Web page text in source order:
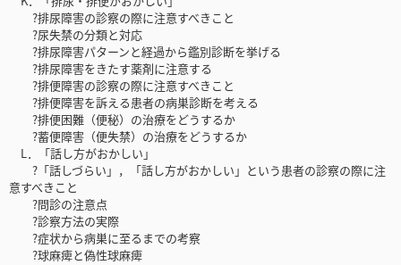
?排尿障害の診察の際に注意すべきこと
?尿失禁の分類と対応
?排尿障害パターンと経過から鑑別診断を挙げる
?排尿障害をきたす薬剤に注意する
?排便障害の診察の際に注意すべきこと
?排便障害を訴える患者の病巣診断を考える
?排便困難（便秘）の治療をどうするか
?蓄便障害（便失禁）の治療をどうするか
L．「話し方がおかしい」
?「話しづらい」，「話し方がおかしい」という患者の診察の際に注
意すべきこと
?問診の注意点
?診察方法の実際
?症状から病巣に至るまでの考察
?球麻痺と偽性球麻痺